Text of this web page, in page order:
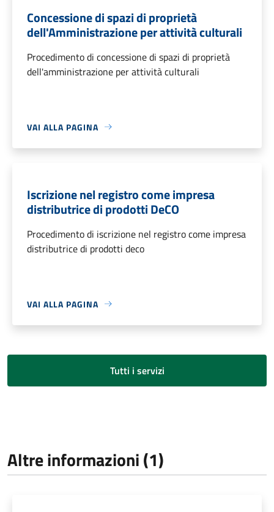
Concessione di spazi di proprietà
dell'Amministrazione per attività culturali
Procedimento di concessione di spazi di proprietà
dell'amministrazione per attività culturali
VAI ALLA PAGINA
Iscrizione nel registro come impresa
distributrice di prodotti DeCO
Procedimento di iscrizione nel registro come impresa
distributrice di prodotti deco
VAI ALLA PAGINA
Tutti i servizi
Altre informazioni (1)